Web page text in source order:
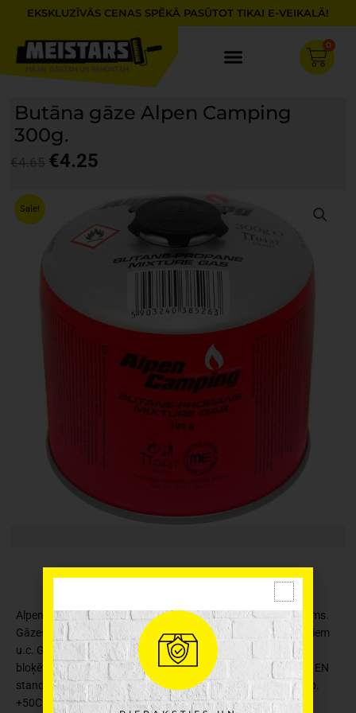
content
EKSKLUZĪVĀS CENAS SPĒKĀ PASŪTOT TIKAI E-VEIKALĀ!
0
Cart
Butāna gāze Alpen Camping
300g.
€4.65.
€4.25
€4.25.
Sale!
Alpen Camping gāzes baloniņš ir propāna un butāna maisījums.
Gāzes balons paredzēts degļiem, gāzes plītīm, sildītājiem, griliem
u.c. Gāzes balonam ir GAZ-STOP – gāzes noplūdes
bloķētājs. G āzes balona neto svars: 300g. Ražota sakaņā ar EN
standartu. Salizturīga gāze līdz -15 grādiem, maksimālā temp.
+50C